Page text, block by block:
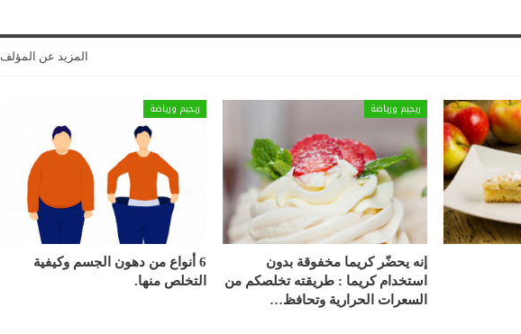
المزيد عن المؤلف
ريجيم ورياضة
إنه يحضّر كريما مخفوقة بدون
استخدام كريما : طريقته تخلصكم من
السعرات الحرارية وتحافظ…
ريجيم ورياضة
6 أنواع من دهون الجسم وكيفية
التخلص منها.